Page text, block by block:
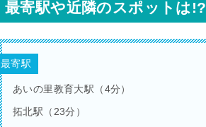
最寄駅や近隣のスポットは!?
最寄駅
あいの里教育大駅（4分）
拓北駅（23分）